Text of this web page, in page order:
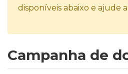
disponíveis abaixo e ajude
Campanha de